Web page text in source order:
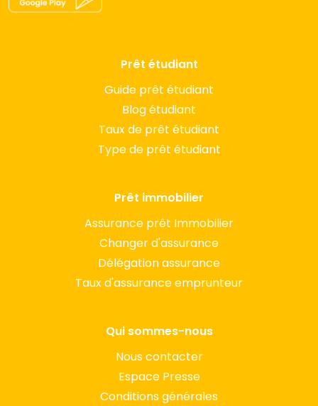
Prêt étudiant
Guide prêt étudiant
Blog étudiant
Taux de prêt étudiant
Type de prêt étudiant
Prêt immobilier
Assurance prêt Immobilier
Changer d'assurance
Délégation assurance
Taux d'assurance emprunteur
Qui sommes-nous
Nous contacter
Espace Presse
Conditions générales